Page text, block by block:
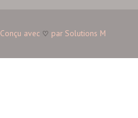
Conçu avec ♡ par Solutions M